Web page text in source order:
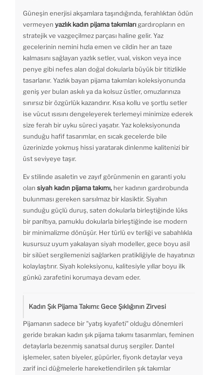
Güneşin enerjisi akşamlara taşındığında, ferahlıktan ödün
vermeyen yazlık kadın pijama takımlarıgardıropların en
stratejik ve vazgeçilmez parçası haline gelir. Yaz
gecelerinin nemini hızla emen ve cildin her an taze
kalmasını sağlayan yazlık setler, vual, viskon veya ince
penye gibi nefes alan doğal dokularla büyük bir titizlikle
tasarlanır. Yazlık bayan pijama takımları koleksiyonunda
geniş yer bulan askılı ya da kolsuz üstler, omuzlarınıza
sınırsız bir özgürlük kazandırır. Kısa kollu ve şortlu setler
ise vücut ısısını dengeleyerek terlemeyi minimize ederek
size ferah bir uyku süreci yaşatır. Yaz koleksiyonunda
sunduğu hafif tasarımlar, en sıcak gecelerde bile
üzerinizde yokmuş hissi yaratarak dinlenme kalitenizi bir
üst seviyeye taşır.
Ev stilinde asaletin ve zayıf görünmenin en garanti yolu
olan siyah kadın pijama takımı, her kadının gardırobunda
bulunması gereken sarsılmaz bir klasiktir. Siyahın
sunduğu güçlü duruş, saten dokularla birleştiğinde lüks
bir parıltıya, pamuklu dokularla birleştiğinde ise modern
bir minimalizme dönüşür. Her türlü ev terliği ve sabahlıkla
kusursuz uyum yakalayan siyah modeller, gece boyu asil
bir silüet sergilemenizi sağlarken pratikliğiyle de hayatınızı
kolaylaştırır. Siyah koleksiyonu, kalitesiyle yıllar boyu ilk
günkü zarafetini korumaya devam eder.
Kadın Şık Pijama Takımı: Gece Şıklığının Zirvesi
Pijamanın sadece bir "yatış kıyafeti" olduğu dönemleri
geride bırakan kadın şık pijama takımı tasarımları, feminen
detaylarla bezenmiş sanatsal duruş sergiler. Dantel
işlemeler, saten biyeler, güpürler, fiyonk detaylar veya
zarif inci düğmelerle hareketlendirilen şık takımlar